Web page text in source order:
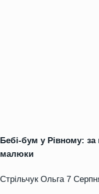
Бебі-бум у Рівному:
малюки
Стрільчук Ольга 7